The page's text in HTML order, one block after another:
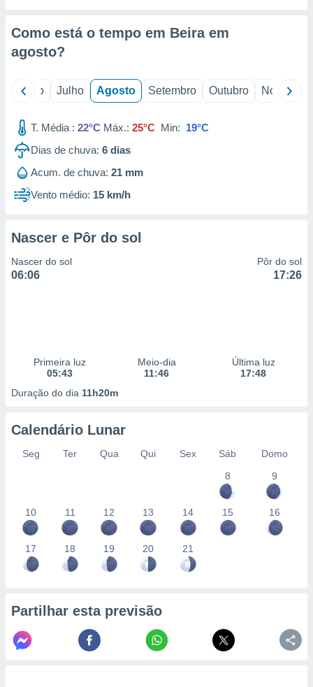
através
estudos
de
Como está o tempo em Beira em
agosto?
Junho Julho Agosto Setembro Outubro Novembro
T. Média : 22°C Máx.: 25°C Min: 19°C
Dias de chuva: 6 dias
Acum. de chuva: 21 mm
Vento médio: 15 km/h
Nascer e Pôr do sol
Nascer do sol
06:06
Pôr do sol
17:26
Primeira luz
05:43
Meio-dia
11:46
Última luz
17:48
Duração do dia 11h20m
Calendário Lunar
Seg Ter Qua Qui Sex Sáb
Domo
8
9
10 11 12 13 14 15 16
17 18 19 20 21
Partilhar esta previsão